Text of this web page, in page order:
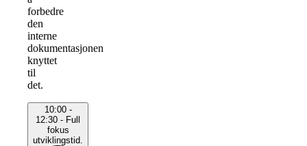
forbedre
den
interne
dokumentasjonen
knyttet
til
det.
10:00 -
12:30 - Full
fokus
utviklingstid.